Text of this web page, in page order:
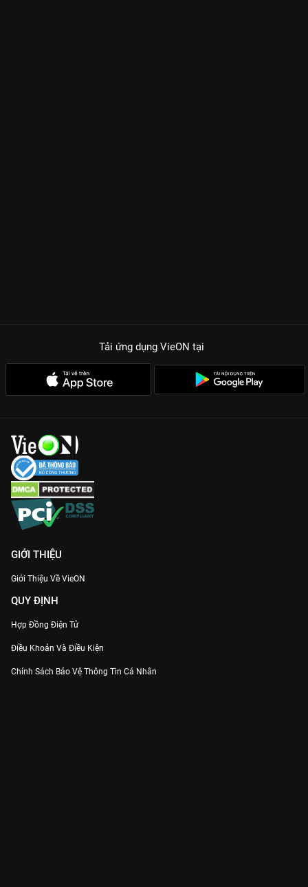
Tải ứng dụng VieON tại
GIỚI THIỆU
Giới Thiệu Về VieON
QUY ĐỊNH
Hợp Đồng Điện Tử
Điều Khoản Và Điều Kiện
Chính Sách Bảo Vệ Thông Tin Cá Nhân